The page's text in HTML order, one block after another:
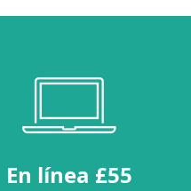
En línea £55